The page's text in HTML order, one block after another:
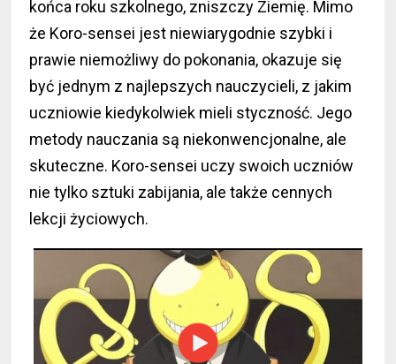
końca roku szkolnego, zniszczy Ziemię. Mimo
że Koro-sensei jest niewiarygodnie szybki i
prawie niemożliwy do pokonania, okazuje się
być jednym z najlepszych nauczycieli, z jakim
uczniowie kiedykolwiek mieli styczność. Jego
metody nauczania są niekonwencjonalne, ale
skuteczne. Koro-sensei uczy swoich uczniów
nie tylko sztuki zabijania, ale także cennych
lekcji życiowych.